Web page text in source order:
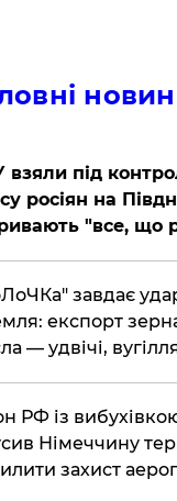
взяли під
росіян на
"все, що
завдає
експорт
— удвічі,
РФ із
Німеччину
захист